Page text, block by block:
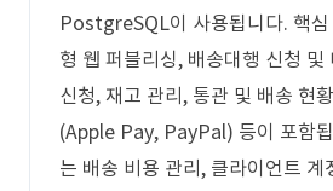
PostgreSQL이 사용됩니다. 핵심
형 웹 퍼블리싱, 배송대행 신청 및
신청, 재고 관리, 통관 및 배송 현
(Apple Pay, PayPal) 등이 포함
는 배송 비용 관리, 클라이언트 계